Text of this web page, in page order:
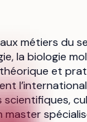
métiers du
la biologie
et